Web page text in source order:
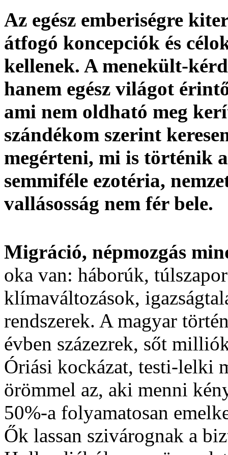
Az egész emberiségre
átfogó koncepciók és
kellenek. A menekült-
hanem egész világot
ami nem oldható meg
szándékom szerint
megérteni, mi is történik
semmiféle ezotéria,
vallásosság nem fér bele.
Migráció, népmozgás
oka van: háborúk,
klímaváltozások,
rendszerek. A magyar
évben százezrek, sőt
Óriási kockázat, testi-lelki
örömmel az, aki menni
50%-a folyamatosan
Ők lassan szivárognak a